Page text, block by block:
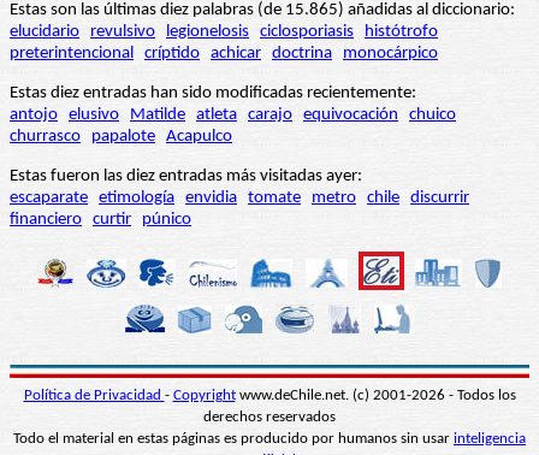
Estas son las últimas diez palabras (de 15.865) añadidas al diccionario:
elucidario
revulsivo legionelosis ciclosporiasis
histótrofo
preterintencional críptido achicar doctrina monocárpico
Estas diez entradas han sido modificadas recientemente:
antojo elusivo Matilde atleta carajo equivocación
chuico
churrasco
papalote Acapulco
Estas fueron las diez entradas más visitadas ayer:
escaparate etimología envidia tomate metro chile discurrir
financiero curtir púnico
Política de Privacidad - Copyrightwww.deChile.net. (c) 2001-2026 - Todos los
derechos reservados
Todo el material en estas páginas es producido por humanos sin usar inteligencia